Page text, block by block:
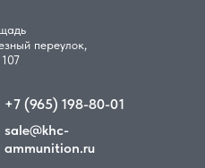
переулок,
+7 (965) 198-80-01
sale@khc-
ammunition.ru